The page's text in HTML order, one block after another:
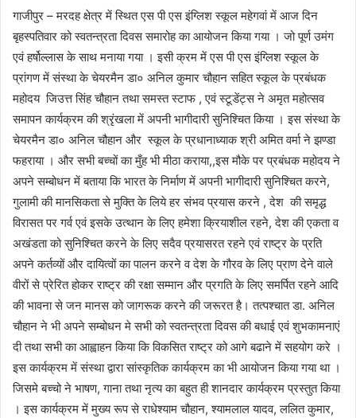
गाजीपुर – मरदह क्षेत्र में स्थित एस पी एस इंग्लिश स्कूल महेगवां में आज दिन
बृहस्पतिवार को स्वतन्त्रता दिवस समारोह का आयोजन किया गया । जो पूर्ण उमंग
एवं हर्षोल्लास के साथ मनाया गया । इसी क्रम में एस पी एस इंग्लिश स्कूल के
प्रांगण में संस्था के चेयरमैन डा० अनिल कुमार चौहान सहित स्कूल के प्रबंधक
महोदय जिउत्त सिंह चौहान तथा समस्त स्टाफ , एवं स्टूडेंट्स ने अमृत महोत्सव
समापन कार्यक्रम की श्रृंखला में अपनी भागीदारी सुनिश्चित किया । इस संस्था के
चेयरमैन डा० अनिल चौहान और स्कूल के प्रधानाध्याक श्री अमित वर्मा ने झण्डा
फहराया । और सभी बच्चों का मुँह भी मीठा कराया,,इस मौके पर प्रबंधक महोदय ने
अपने सम्बोधन में बताया कि भारत के निर्माण में अपनी भागीदारी सुनिश्चित करने,
गुलामी की मानसिकता से मुक्ति के लिये हर संभव प्रयास करने , देश की समृद्ध
विरासत पर गर्व एवं इसके उत्थान के लिए हमेशा क्रियाशील रहने, देश की एकता व
अखंडता को सुनिश्चित करने के लिए सदैव प्रयासरत रहने एवं राष्ट्र के प्रति
अपने कर्तव्यों और दायित्वों का पालन करने व देश के गौरव के लिए प्राण देने वाले
वीरों से प्रेरित होकर राष्ट्र की रक्षा सम्मान और प्रगति के लिए समर्पित रहने आदि
की भावना से जन मानस को जागरूक करने की जरूरत है। तत्पश्चात डा. अनिल
चौहान ने भी अपने सम्बोधन मे सभी को स्वतन्त्रता दिवस की बधाई एवं शुभकामनाएं
दी तथा सभी का आह्वाहन किया कि विकसित राष्ट्र को आगे बढाने में सहयोग करे ।
इस कार्यक्रम में संस्था द्वारा सांस्कृतिक कार्यक्रम का भी आयोजन किया गया था ।
जिसमे बच्चो ने भाषण, गाना तथा नृत्य का बहुत ही शानदार कार्यक्रम प्रस्तुत किया
। इस कार्यक्रम में मुख्य रूप से राधेश्याम चौहान, श्यामलाल यादव, ललित कुमार,